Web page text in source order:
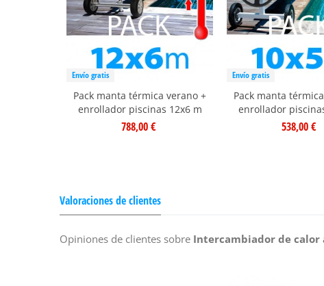
Envío gratis
Pack manta térmica verano +
enrollador piscinas 12x6 m
788,00 €
Envío gratis
Pack manta
enrollador
538,00 €
Valoraciones de clientes
Opiniones de clientes sobre Intercambiador de calor